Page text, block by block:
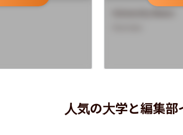
人気の大学と編集